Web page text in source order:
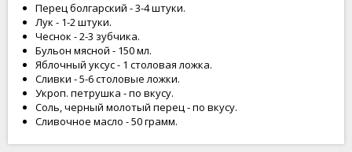
Перец болгарский - 3-4 штуки.
Лук - 1-2 штуки.
Чеснок - 2-3 зубчика.
Бульон мясной - 150 мл.
Яблочный уксус - 1 столовая ложка.
Сливки - 5-6 столовые ложки.
Укроп. петрушка - по вкусу.
Соль, черный молотый перец - по вкусу.
Сливочное масло - 50 грамм.